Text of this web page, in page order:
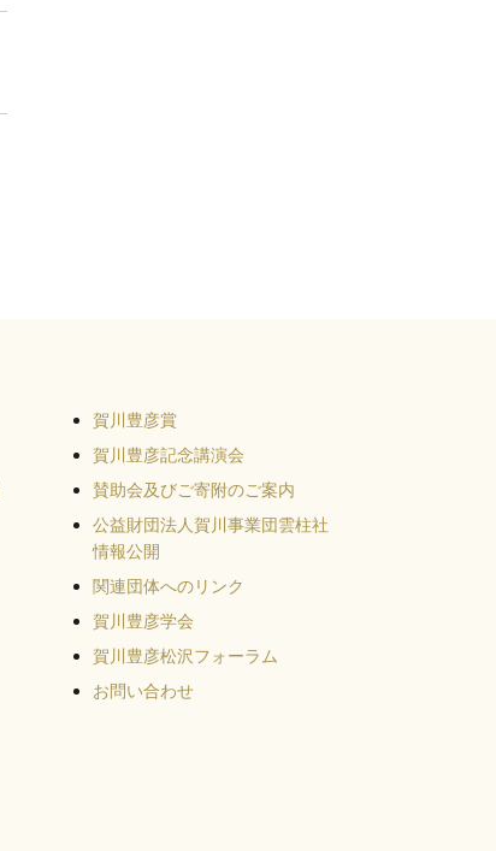
賀川豊彦賞
賀川豊彦記念講演会
賛助会及びご寄附のご案内
公益財団法人賀川事業団雲柱社
情報公開
関連団体へのリンク
賀川豊彦学会
賀川豊彦松沢フォーラム
お問い合わせ